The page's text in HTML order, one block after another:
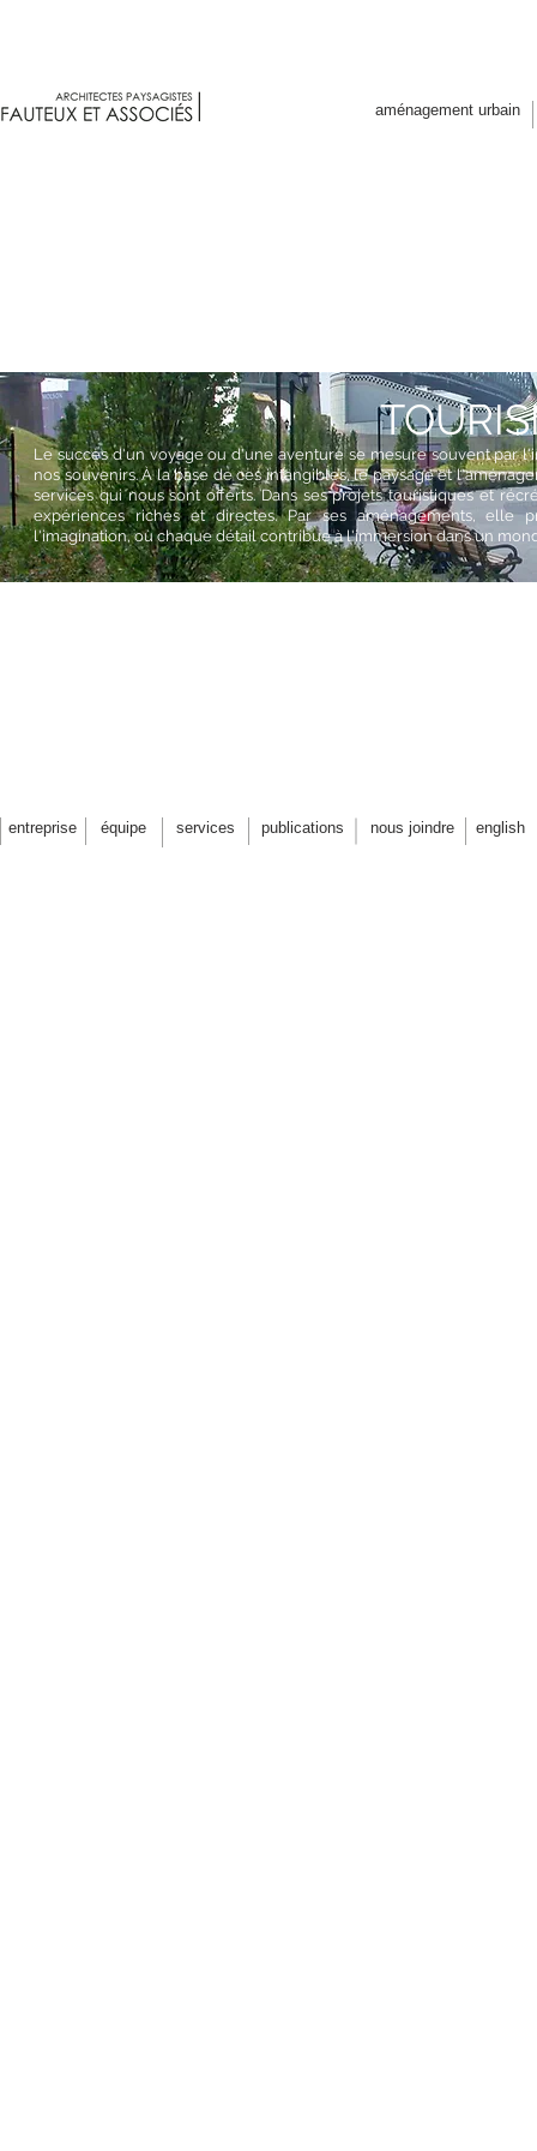
aménagement urbain
Le succès d'un voyage ou d'une aventure se mesure souvent par
nos souvenirs. À la base de ces intangibles, le paysage et
services qui nous sont offerts. Dans ses projets touristiques et
expériences riches et directes. Par ses aménagements, elle
l'imagination, où chaque détail contribue à l'immersion dans un
english
nous joindre
publications
services
équipe
entreprise